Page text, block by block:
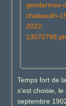
gendarmes-
chateaulin-
2022-
Temps fort de
s'est choisie, le
septembre